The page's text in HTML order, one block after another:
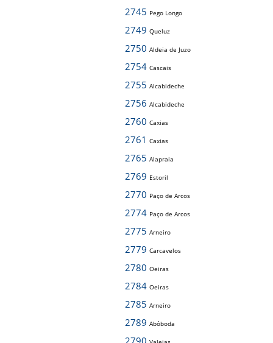
2745 Pego Longo
2749 Queluz
2750 Aldeia de Juzo
2754 Cascais
2755 Alcabideche
2756 Alcabideche
2760 Caxias
2761 Caxias
2765 Alapraia
2769 Estoril
2770 Paço de Arcos
2774 Paço de Arcos
2775 Arneiro
2779 Carcavelos
2780 Oeiras
2784 Oeiras
2785 Arneiro
2789 Abóboda
2790